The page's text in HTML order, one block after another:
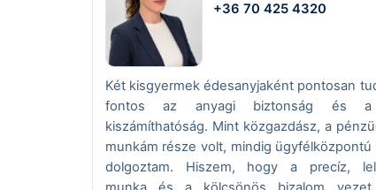
+36 70 425 4320
Két kisgyermek édesanyjaként pontosan
fontos az anyagi biztonság és a
kiszámíthatóság. Mint közgazdász, a
munkám része volt, mindig
dolgoztam. Hiszem, hogy a precíz,